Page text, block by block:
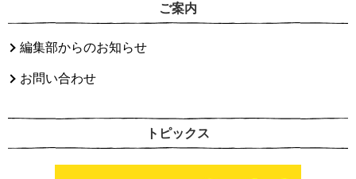
ご案内
編集部からのお知らせ
お問い合わせ
トピックス